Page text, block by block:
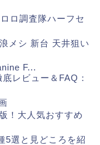
ロ調査隊ハーフセ
メシ 新台 天井狙い
F...
レビュー＆FAQ：
！大人気おすすめ
5選と見どころを紹